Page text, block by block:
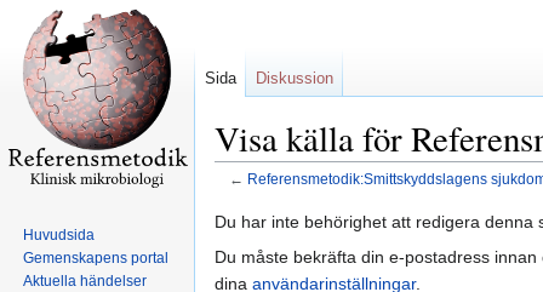
Visa källa för
← Referensmetodik:Smittskyddslagens
Hoppa
till
navigering
Hoppa
till
sök
Du har inte behörighet att redigera denna
Du måste bekräfta din e-postadress
dina användarinställningar.
Sida Diskussion
Huvudsida
Gemenskapens portal
Aktuella händelser